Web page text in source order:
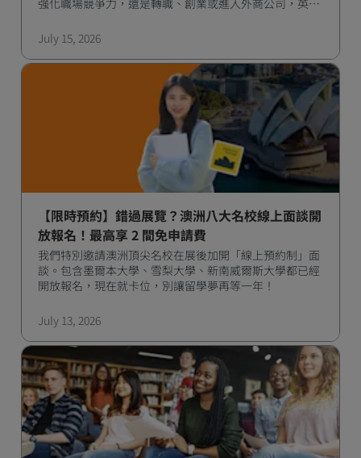
強化職場競爭力，還是轉職、創業或進入外商公司，英國
July 15, 2026
【限時預約】錯過展覽？澳洲八大名校線上面談開
放報名！最高享 2 間免申請費
我們特別邀請澳洲頂尖名校在展後加開「線上預約制」面
談。包含墨爾本大學、雪梨大學、新南威爾斯大學都已經
開放報名，現在就卡位，別讓留學夢再等一年！
July 13, 2026